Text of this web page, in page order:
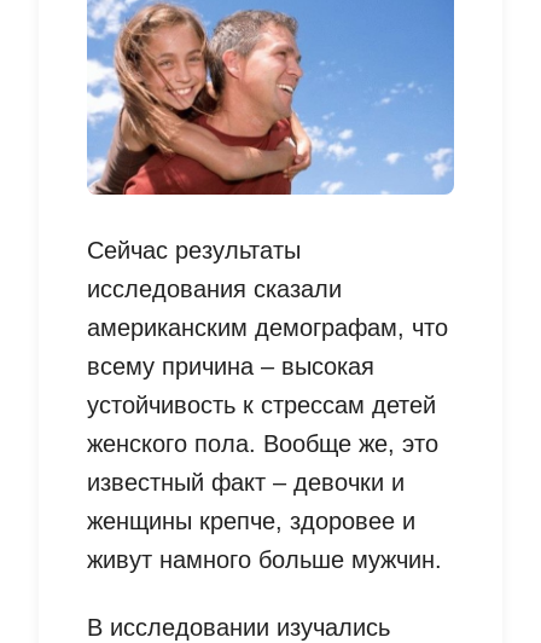
Сейчас результаты
исследования сказали
американским демографам, что
всему причина – высокая
устойчивость к стрессам детей
женского пола. Вообще же, это
известный факт – девочки и
женщины крепче, здоровее и
живут намного больше мужчин.
В исследовании изучались